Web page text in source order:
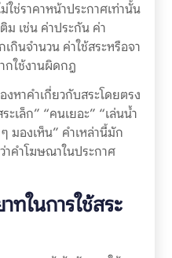
ใช่ราคาหน้าประกาศเท่านั้น
ม เช่น ค่าประกัน ค่า
กินจำนวน ค่าใช้สระหรือจา
กใช้งานผิดกฎ
หาคำเกี่ยวกับสระโดยตรง
ะเล็ก” “คนเยอะ” “เล่นน้ำ
มองเห็น” คำเหล่านี้มัก
คำโฆษณาในประกาศ
ทในการใช้สระ